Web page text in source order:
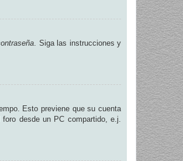
. Siga las instrucciones y
Esto previene que su cuenta
desde un PC compartido, e.j.